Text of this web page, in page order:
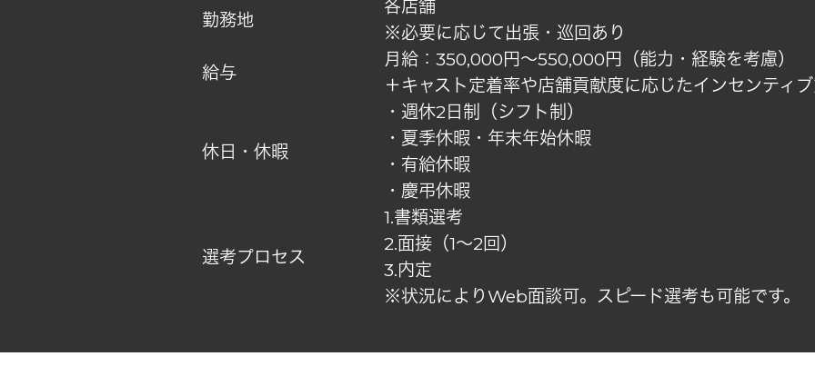
勤務地
各店舗
※必要に応じて出張・巡回あり
給与
月給：350,000円〜550,000円（能力・経験を考慮）
＋キャスト定着率や店舗貢献度に応じたインセンティ
休日・休暇
・週休2日制（シフト制）
・夏季休暇・年末年始休暇
・有給休暇
・慶弔休暇
選考プロセス
1.書類選考
2.面接（1〜2回）
3.内定
※状況によりWeb面談可。スピード選考も可能です。